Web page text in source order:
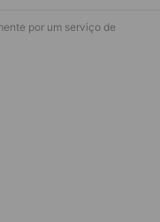
Faça login
por um serviço de